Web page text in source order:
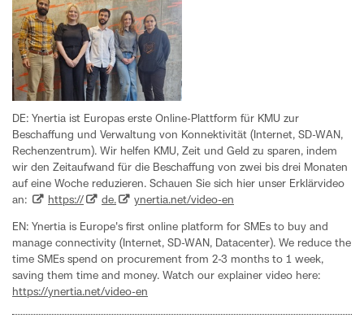
DE: Ynertia ist Europas erste Online-Plattform für KMU zur
Beschaffung und Verwaltung von Konnektivität (Internet, SD-WAN,
Rechenzentrum). Wir helfen KMU, Zeit und Geld zu sparen, indem
wir den Zeitaufwand für die Beschaffung von zwei bis drei Monaten
auf eine Woche reduzieren. Schauen Sie sich hier unser Erklärvideo
an:
https:// de. ynertia.net/video-en
EN: Ynertia is Europe's first online platform for SMEs to buy and
manage connectivity (Internet, SD-WAN, Datacenter). We reduce the
time SMEs spend on procurement from 2-3 months to 1 week,
saving them time and money. Watch our explainer video here:
https://ynertia.net/video-en